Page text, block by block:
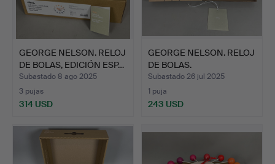
GEORGE NELSON. RELOJ
DE BOLAS, EDICIÓN ESP…
Subastado 8 ago 2025
3 pujas
314 USD
GEORGE NELSON. RELOJ
DE BOLAS.
Subastado 26 jul 2025
1 puja
243 USD